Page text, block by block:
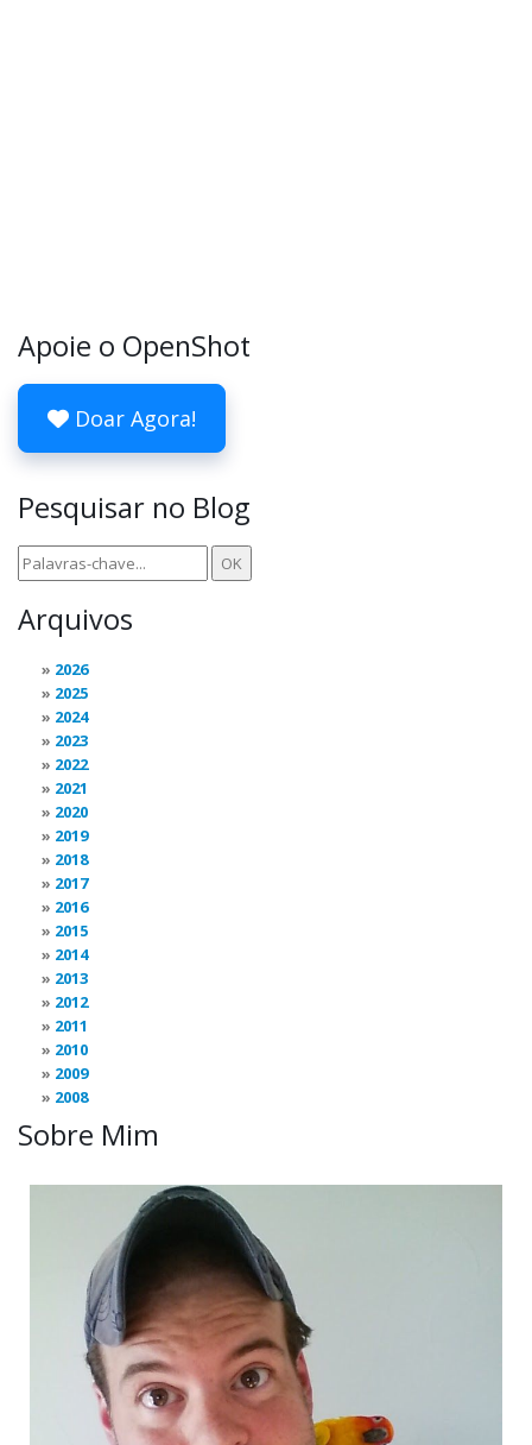
Apoie o OpenShot
Doar Agora!
Pesquisar no Blog
Arquivos
2026
2025
2024
2023
2022
2021
2020
2019
2018
2017
2016
2015
2014
2013
2012
2011
2010
2009
2008
Sobre Mim